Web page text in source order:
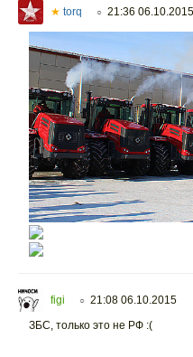
★ torq ○ 21:36 06.10.2015
figi ○ 21:08 06.10.2015
ЗБС, только это не РФ :(